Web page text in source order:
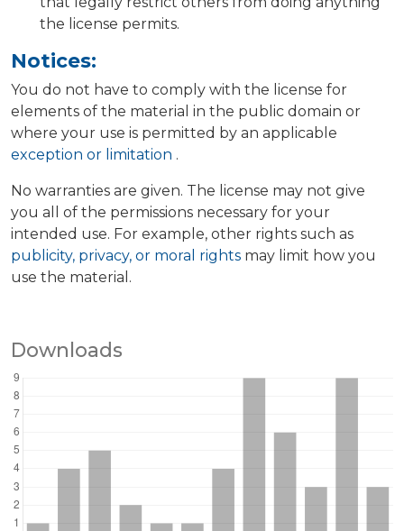
the license permits.
Notices:
You do not have to comply with the license for
elements of the material in the public domain or
where your use is permitted by an applicable
exception or limitation .
No warranties are given. The license may not give
you all of the permissions necessary for your
intended use. For example, other rights such as
publicity, privacy, or moral rights may limit how you
use the material.
Downloads